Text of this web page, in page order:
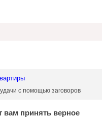
с помощью заговоров
вам принять верное